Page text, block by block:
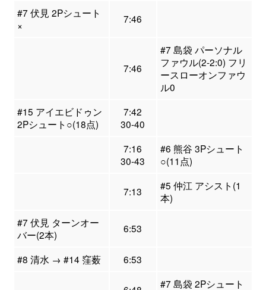
#7 伏見 2Pシュート
×
7:46
7:46
#7 島袋 パーソナル
ファウル(2-2:0) フリ
ースローオンファウ
ル0
#15 アイエビドゥン
2Pシュート○(18点)
7:42
30-40
7:16
30-43
#6 熊谷 3Pシュート
○(11点)
7:13
#5 仲江 アシスト(1
本)
#7 伏見 ターンオー
バー(2本)
6:53
#8 清水 → #14 窪薮 6:53
#7 島袋 2Pシュート